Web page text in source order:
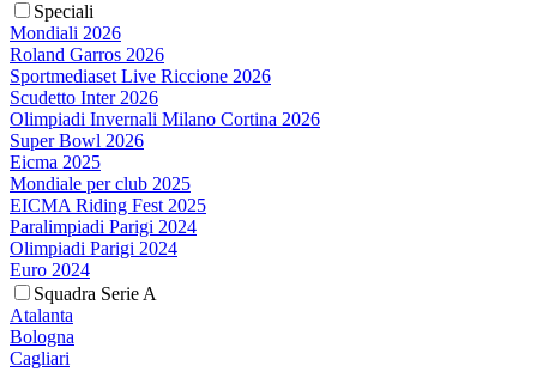
Speciali
Mondiali 2026
Roland Garros 2026
Sportmediaset Live Riccione 2026
Scudetto Inter 2026
Olimpiadi Invernali Milano Cortina 2026
Super Bowl 2026
Eicma 2025
Mondiale per club 2025
EICMA Riding Fest 2025
Paralimpiadi Parigi 2024
Olimpiadi Parigi 2024
Euro 2024
Squadra Serie A
Atalanta
Bologna
Cagliari